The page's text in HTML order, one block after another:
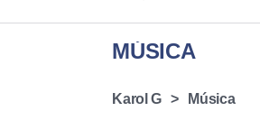
MÚSICA
Karol G Música